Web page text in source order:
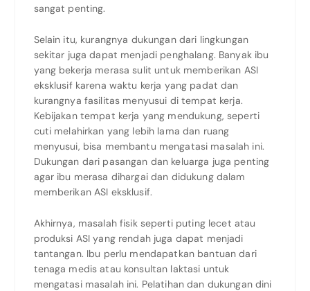
sangat penting.
Selain itu, kurangnya dukungan dari lingkungan
sekitar juga dapat menjadi penghalang. Banyak ibu
yang bekerja merasa sulit untuk memberikan ASI
eksklusif karena waktu kerja yang padat dan
kurangnya fasilitas menyusui di tempat kerja.
Kebijakan tempat kerja yang mendukung, seperti
cuti melahirkan yang lebih lama dan ruang
menyusui, bisa membantu mengatasi masalah ini.
Dukungan dari pasangan dan keluarga juga penting
agar ibu merasa dihargai dan didukung dalam
memberikan ASI eksklusif.
Akhirnya, masalah fisik seperti puting lecet atau
produksi ASI yang rendah juga dapat menjadi
tantangan. Ibu perlu mendapatkan bantuan dari
tenaga medis atau konsultan laktasi untuk
mengatasi masalah ini. Pelatihan dan dukungan dini